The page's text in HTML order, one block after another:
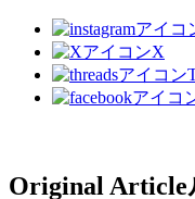
X
Original Article